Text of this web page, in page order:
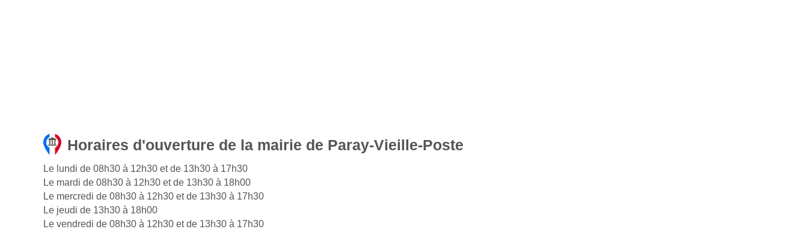
Horaires d'ouverture de la mairie de Paray-Vieille-Poste
Le lundi de 08h30 à 12h30 et de 13h30 à 17h30
Le mardi de 08h30 à 12h30 et de 13h30 à 18h00
Le mercredi de 08h30 à 12h30 et de 13h30 à 17h30
Le jeudi de 13h30 à 18h00
Le vendredi de 08h30 à 12h30 et de 13h30 à 17h30